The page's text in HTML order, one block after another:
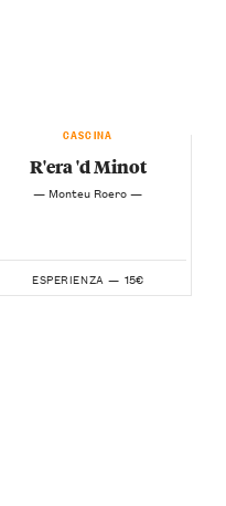
CASCINA
R'era 'd Minot
— Monteu Roero —
ESPERIENZA — 15€